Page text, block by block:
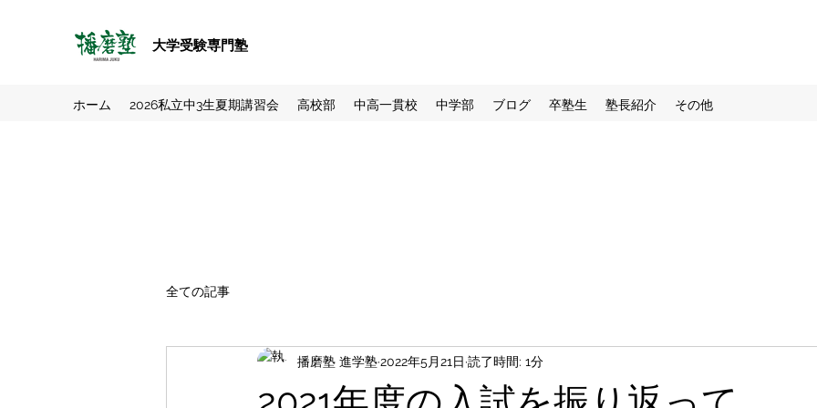
大学受験専門塾
ホーム 2026私立中3生夏期講習会 高校部 中高一貫校 中学部 ブログ 卒塾生 塾長紹介 その他
全ての記事
播磨塾 進学塾2022年5月21日 読了時間: 1分